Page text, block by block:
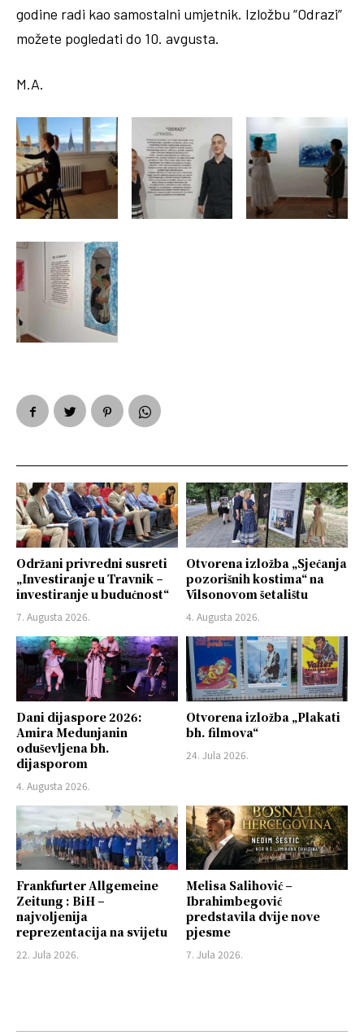
godine radi kao samostalni umjetnik. Izložbu “Odrazi”
možete pogledati do 10. avgusta.
M.A.
Održani privredni susreti
„Investiranje u Travnik –
investiranje u budućnost“
7. Augusta 2026.
Otvorena izložba „Sjećanja
pozorišnih kostima“ na
Vilsonovom šetalištu
4. Augusta 2026.
Dani dijaspore 2026:
Amira Medunjanin
oduševljena bh.
dijasporom
4. Augusta 2026.
Otvorena izložba „Plakati
bh. filmova“
24. Jula 2026.
Frankfurter Allgemeine
Zeitung : BiH –
najvoljenija
reprezentacija na svijetu
22. Jula 2026.
Melisa Salihović –
Ibrahimbegović
predstavila dvije nove
pjesme
7. Jula 2026.